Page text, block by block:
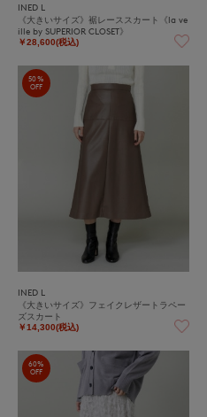
INED L
《大きいサイズ》裾レーススカート《la ve
ille by SUPERIOR CLOSET》
￥28,600(税込)
50%
OFF
INED L
《大きいサイズ》フェイクレザートラペー
ズスカート
￥14,300(税込)
60%
OFF